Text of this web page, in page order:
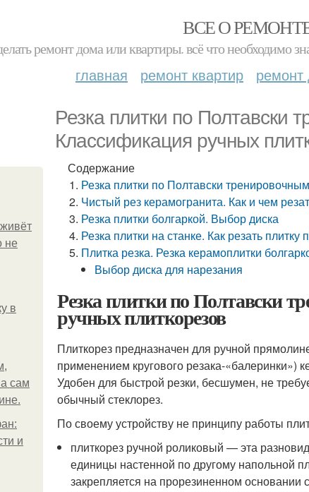
ВСЕ О
ремонт дома или квартиры. всё что необходимо
главная ремонт квартир
Резка плитки по Полтавски
Классификация ручных
не
в
сам
и
Содержание
Резка плитки по Полтавски
Чистый рез керамогранита. Как и чем
Резка плитки болгаркой. Выбор диска
Резка плитки на станке. Как резать плитку
Плитка резка. Резка керамоплитки
Выбор диска для нарезания
Резка плитки по Полтавски
ручных плиткорезов
Плиткорез предназначен для ручной
применением кругового резака-«балеринки»)
Удобен для быстрой резки, бесшумен, не
обычный стеклорез.
По своему устройству не принципу работы
плиткорез ручной роликовый — эта
единицы настенной по другому напольной
закрепляется на прорезиненном